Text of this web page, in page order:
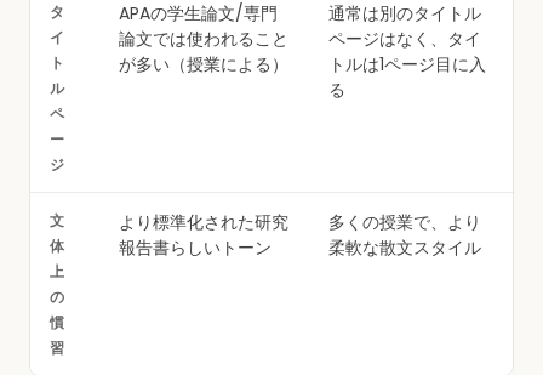
タ
イ
ト
ル
ペ
ー
ジ
APAの学生論文/専門
論文では使われること
が多い（授業による）
通常は別のタイトル
ページはなく、タイ
トルは1ページ目に入
る
文
体
上
の
慣
習
より標準化された研究
報告書らしいトーン
多くの授業で、より
柔軟な散文スタイル